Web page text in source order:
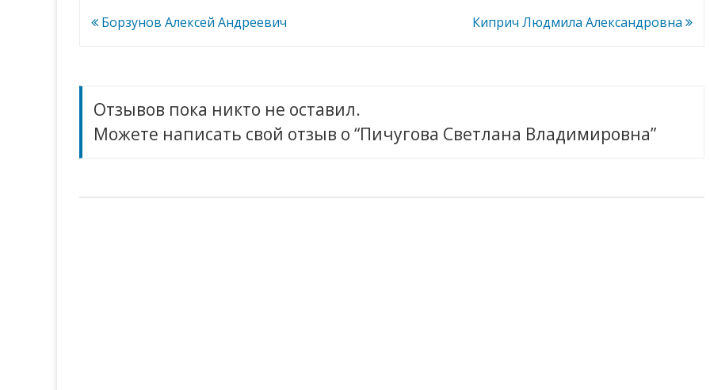
Навигация
Борзунов Алексей Андреевич Киприч Людмила Александровна
Отзывов пока никто не оставил.
Можете написать свой отзыв о “Пичугова Светлана Владимировна”